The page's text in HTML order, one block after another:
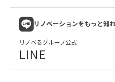
リノベーションをもっと知
リノベるグループ公式
LINE